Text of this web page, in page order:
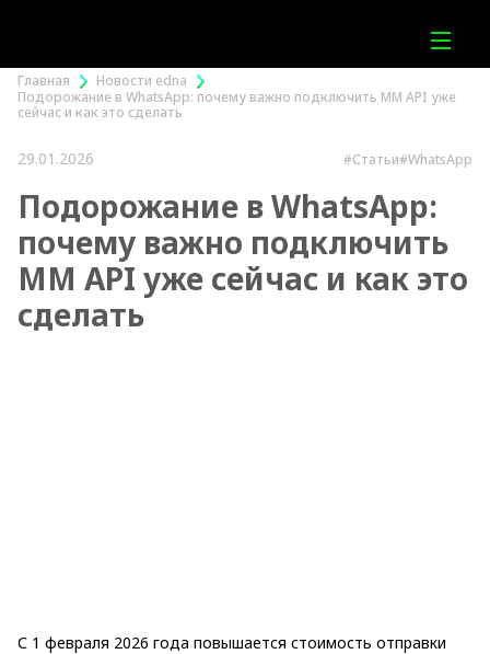
Главная
Новости edna
Подорожание в WhatsApp: почему важно подключить MM API уже
сейчас и как это сделать
29.01.2026 #Статьи#WhatsApp
Подорожание в WhatsApp:
почему важно подключить
MM API уже сейчас и как это
сделать
С 1 февраля 2026 года повышается стоимость отправки